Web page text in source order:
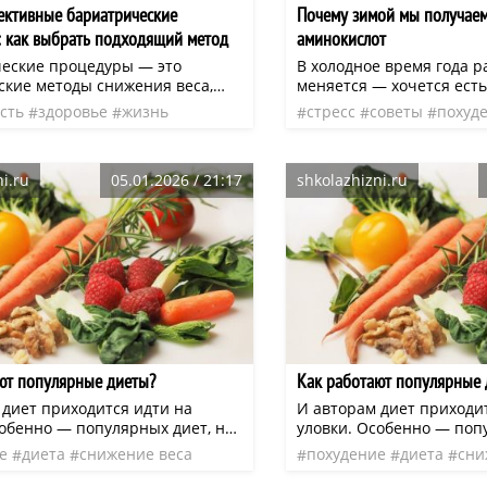
бариатрические
выбрать подходящий метод
процедуры — это
методы снижения веса,
при ожирении,
способы похудения
массу тела, но и снизить
заболеваний, таких
диабет, гипертония и
патологии. Выбор
от индивидуальных
состояния здоровья и
здоровье
жизнь
Почему зимой мы
аминокислот
В холодное время года
меняется — хочется
сытное, горячее. Белка
меньше, что влияет на
про белок, когда речь
или активном спорте. С
вообще не
нехватки возрастает.
стресс советы
05.01.2026 / 21:17
популярные диеты?
приходится идти на
— популярных диет, на
претендующих, а потому
самые специфические, а
диета снижение веса
shkolazhizni.ru
Как работают популярные
И авторам диет
уловки. Особенно —
научность не
предлагающих самые
похудение диета